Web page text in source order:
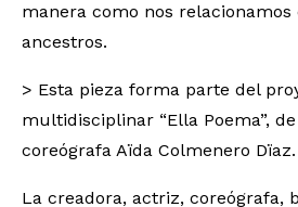
manera como nos relacionamos
ancestros.
> Esta pieza forma parte del
multidisciplinar “Ella Poema”,
coreógrafa Aïda Colmenero Dïaz.
La creadora, actriz, coreógrafa,